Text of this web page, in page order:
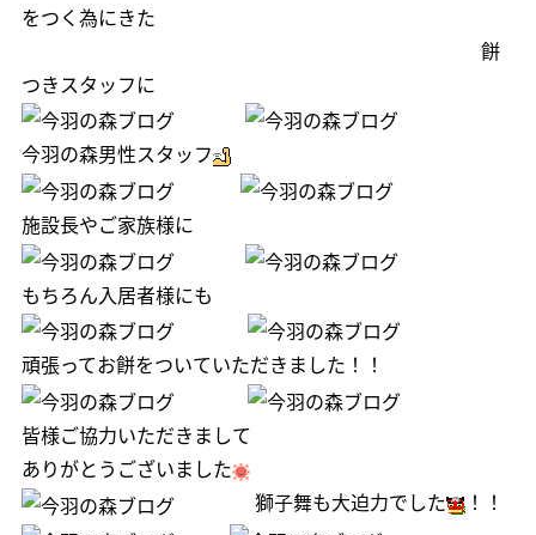
をつく為にきた
餅
つきスタッフに
今羽の森男性スタッフ
施設長やご家族様に
もちろん入居者様にも
頑張ってお餅をついていただきました！！
皆様ご協力いただきまして
ありがとうございました
獅子舞も大迫力でした
！！